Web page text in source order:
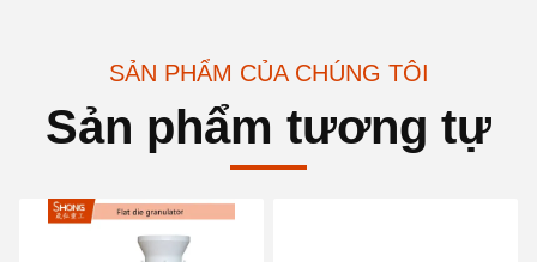
SẢN PHẨM CỦA CHÚNG TÔI
Sản phẩm tương tự